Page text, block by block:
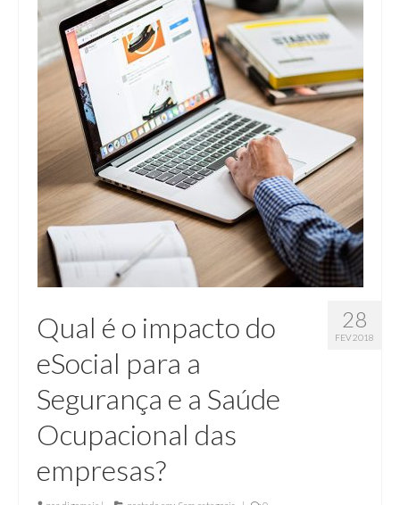
Contato
Intranet
28
FEV 2018
Qual é o impacto do
eSocial para a
Segurança e a Saúde
Ocupacional das
empresas?